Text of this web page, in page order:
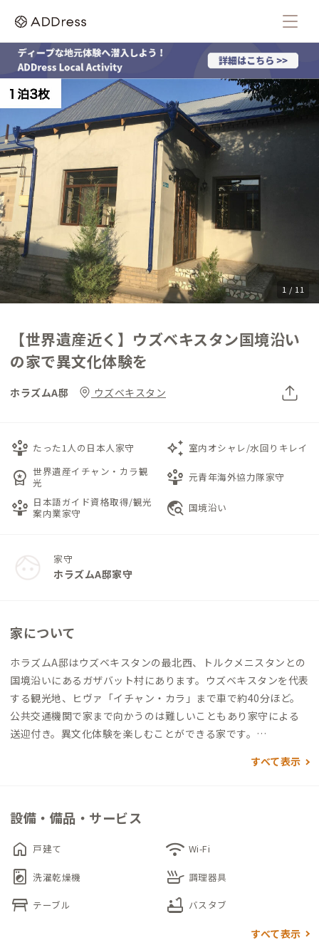
1 / 11
【世界遺産近く】ウズベキスタン国境沿い
の家で異文化体験を
ホラズムA邸 ウズベキスタン
person_play たった1人の日本人家守 auto_awesome 室内オシャレ/水回りキレイ
workspace_premium 世界遺産イチャン・カラ観
光
person_play 元青年海外協力隊家守
person_play 日本語ガイド資格取得/観光
案内業家守
travel_explore 国境沿い
家守
ホラズムA邸家守
家について
ホラズムA邸はウズベキスタンの最北西、トルクメニスタンとの
国境沿いにあるガザバット村にあります。ウズベキスタンを代表
する観光地、ヒヴァ「イチャン・カラ」まで車で約40分ほど。
公共交通機関で家まで向かうのは難しいこともあり家守による
送迎付き。異文化体験を楽しむことができる家です。
オプションでパン作り体験、ウズベキスタン料理作り体験、牛
ウズベキスタンで、ウズベキスタンの人々と交流しながら、生活
や文化に触れたいという方におすすめです。
ヒヴァのあるホラズム州にたった1人在住する日本人家守が滞在
をサポートしてくれます。
すべて表示
設備・備品・サービス
home 戸建て wifi Wi-Fi
local_laundry_service 洗濯乾燥機 skillet 調理器具
table_restaurant テーブル bathtub バスタブ
すべて表示